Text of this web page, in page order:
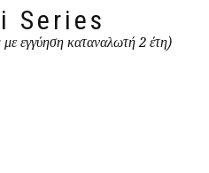
Series
εγγύηση καταναλωτή 2 έτη)